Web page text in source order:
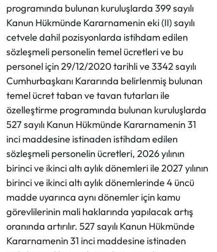
programında bulunan kuruluşlarda 399 sayılı
Kanun Hükmünde Kararnamenin eki (II) sayılı
cetvele dahil pozisyonlarda istihdam edilen
sözleşmeli personelin temel ücretleri ve bu
personel için 29/12/2020 tarihli ve 3342 sayılı
Cumhurbaşkanı Kararında belirlenmiş bulunan
temel ücret taban ve tavan tutarları ile
özelleştirme programında bulunan kuruluşlarda
527 sayılı Kanun Hükmünde Kararnamenin 31
inci maddesine istinaden istihdam edilen
sözleşmeli personelin ücretleri, 2026 yılının
birinci ve ikinci altı aylık dönemleri ile 2027 yılının
birinci ve ikinci altı aylık dönemlerinde 4 üncü
madde uyarınca aynı dönemler için kamu
görevlilerinin mali haklarında yapılacak artış
oranında artırılır. 527 sayılı Kanun Hükmünde
Kararnamenin 31 inci maddesine istinaden